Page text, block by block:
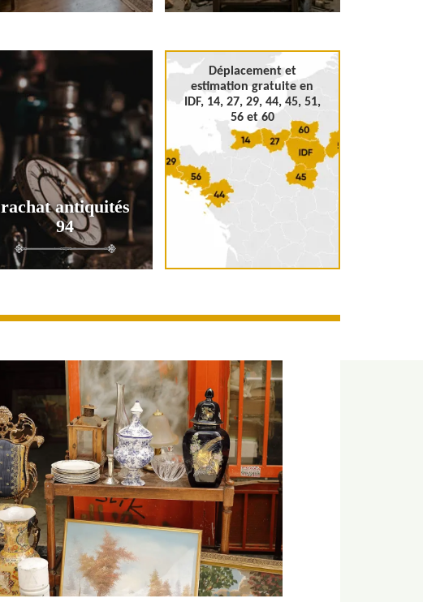
rachat antiquités
94
Déplacement et
estimation gratuite en
IDF, 14, 27, 29, 44, 45, 51,
56 et 60